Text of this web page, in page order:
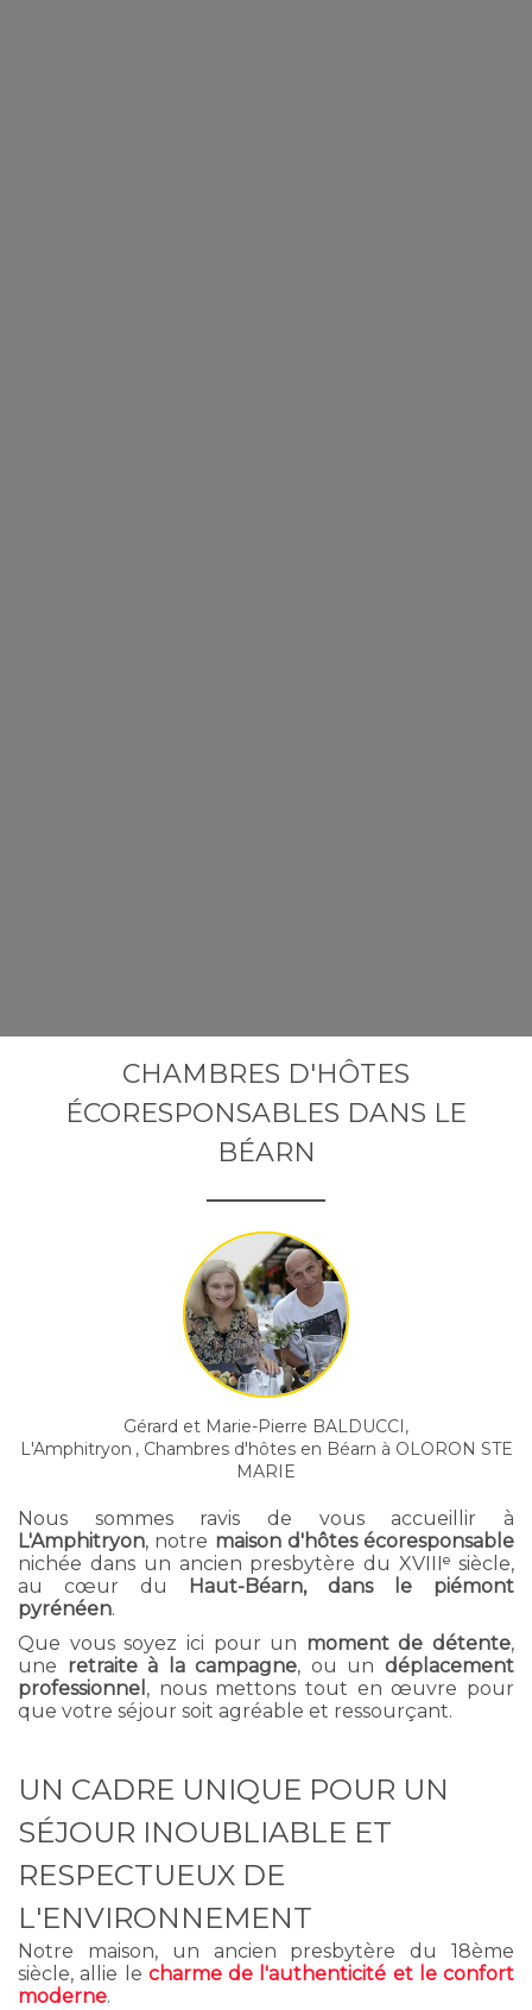
CHAMBRES D'HÔTES
ÉCORESPONSABLES DANS LE
BÉARN
Gérard et Marie-Pierre BALDUCCI,
L'Amphitryon , Chambres d'hôtes en Béarn à OLORON STE
MARIE
Nous sommes ravis de vous accueillir à
L'Amphitryon, notre maison d'hôtes écoresponsable
nichée dans un ancien presbytère du XVIIIᵉ siècle,
au cœur du
Haut-Béarn, dans le piémont
pyrénéen.
Que vous soyez ici pour un moment de détente,
une retraite à la campagne, ou undéplacement
professionnel , nous mettons tout en œuvre pour
que votre séjour soit agréable et ressourçant.
UN CADRE UNIQUE POUR UN
SÉJOUR INOUBLIABLE ET
RESPECTUEUX DE
L'ENVIRONNEMENT
Notre maison, un ancien presbytère du 18ème
siècle, allie le charme de l'authenticité et le confort
moderne.